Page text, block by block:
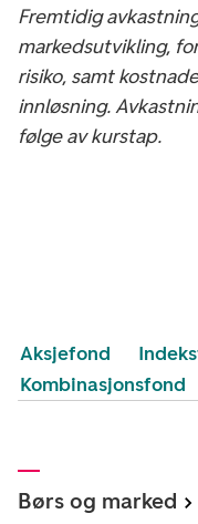
Fremtidig
markedsutvikling,
risiko, samt
innløsning.
følge av kurstap.
Aksjefond
Kombinasjonsfond
Børs og marked